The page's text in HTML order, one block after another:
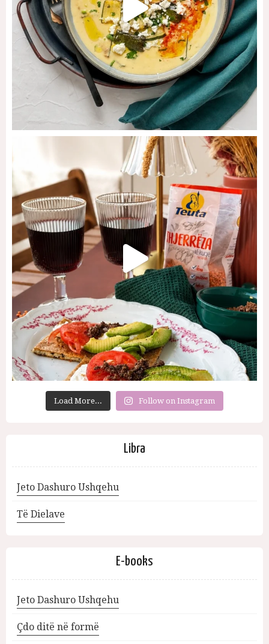
Load More... Follow on Instagram
Libra
Jeto Dashuro Ushqehu
Të Dielave
E-books
Jeto Dashuro Ushqehu
Çdo ditë në formë